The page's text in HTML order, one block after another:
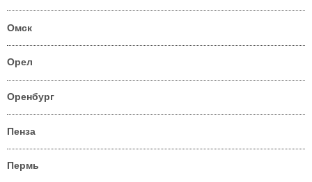
Омск
Орел
Оренбург
Пенза
Пермь